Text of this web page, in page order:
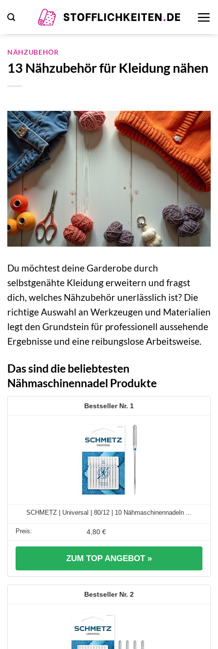
Inhalt
springen
NÄHZUBEHÖR
13 Nähzubehör für Kleidung nähen
Du möchtest deine Garderobe durch
selbstgenähte Kleidung erweitern und fragst
dich, welches Nähzubehör unerlässlich ist? Die
richtige Auswahl an Werkzeugen und Materialien
legt den Grundstein für professionell aussehende
Ergebnisse und eine reibungslose Arbeitsweise.
Das sind die beliebtesten
Nähmaschinennadel Produkte
1
SCHMETZ | Universal | 80/12 | 10 Nähmaschinennadeln ...
4,80 €
ZUM TOP ANGEBOT »
2